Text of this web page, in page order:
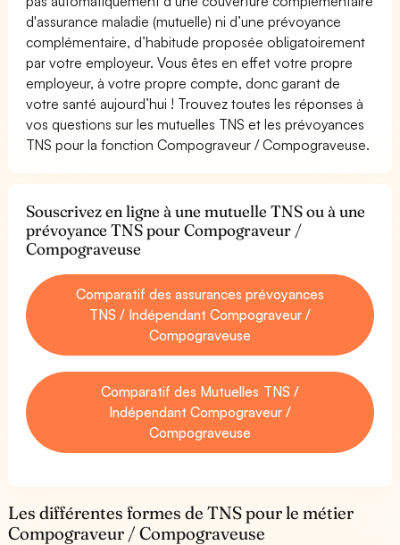
d'assurance maladie (mutuelle) ni d’une prévoyance
complémentaire, d’habitude proposée obligatoirement
par votre employeur. Vous êtes en effet votre propre
employeur, à votre propre compte, donc garant de
votre santé aujourd’hui ! Trouvez toutes les réponses à
vos questions sur les mutuelles TNS et les prévoyances
TNS pour la fonction Compograveur / Compograveuse.
Souscrivez en ligne à une mutuelle TNS ou à une
prévoyance TNS pour Compograveur /
Compograveuse
Comparatif des assurances prévoyances
TNS / Indépendant Compograveur /
Compograveuse
Comparatif des Mutuelles TNS /
Indépendant Compograveur /
Compograveuse
Les différentes formes de TNS pour le métier
Compograveur / Compograveuse